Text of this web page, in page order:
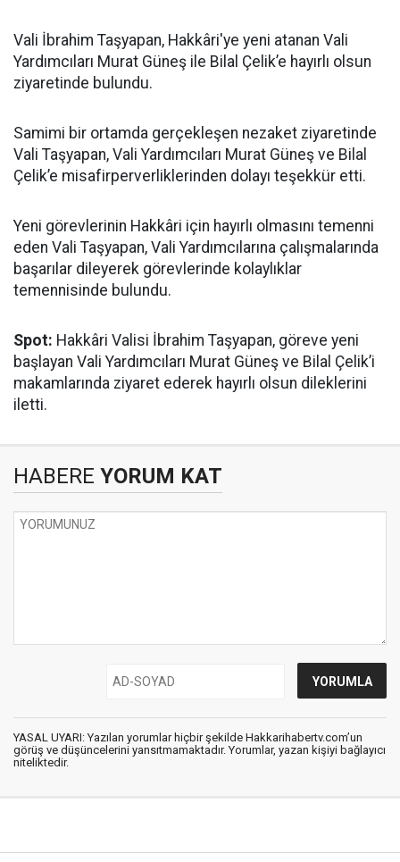
Vali İbrahim Taşyapan, Hakkâri'ye yeni atanan Vali
Yardımcıları Murat Güneş ile Bilal Çelik’e hayırlı olsun
ziyaretinde bulundu.
Samimi bir ortamda gerçekleşen nezaket ziyaretinde
Vali Taşyapan, Vali Yardımcıları Murat Güneş ve Bilal
Çelik’e misafirperverliklerinden dolayı teşekkür etti.
Yeni görevlerinin Hakkâri için hayırlı olmasını temenni
eden Vali Taşyapan, Vali Yardımcılarına çalışmalarında
başarılar dileyerek görevlerinde kolaylıklar
temennisinde bulundu.
Spot: Hakkâri Valisi İbrahim Taşyapan, göreve yeni
başlayan Vali Yardımcıları Murat Güneş ve Bilal Çelik’i
makamlarında ziyaret ederek hayırlı olsun dileklerini
iletti.
HABERE YORUM KAT
YASAL UYARI: Yazılan yorumlar hiçbir şekilde Hakkarihabertv.com’un
görüş ve düşüncelerini yansıtmamaktadır. Yorumlar, yazan kişiyi bağlayıcı
niteliktedir.